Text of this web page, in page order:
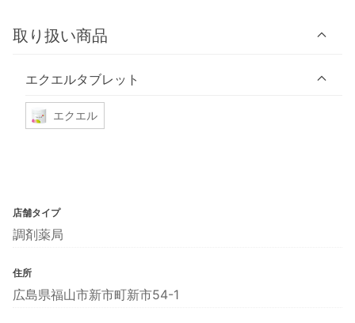
取り扱い商品
エクエルタブレット
エクエル
店舗タイプ
調剤薬局
住所
広島県福山市新市町新市54-1